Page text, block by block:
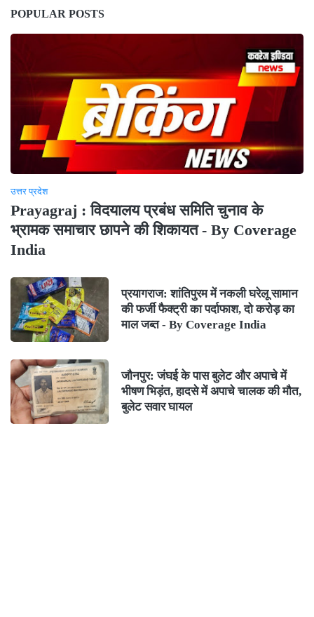
POPULAR POSTS
उत्तर प्रदेश
Prayagraj : विदयालय प्रबंध समिति चुनाव के
भ्रामक समाचार छापने की शिकायत - By Coverage
India
प्रयागराज: शांतिपुरम में नकली घरेलू सामान
की फर्जी फैक्ट्री का पर्दाफाश, दो करोड़ का
माल जब्त - By Coverage India
जौनपुर: जंघई के पास बुलेट और अपाचे में
भीषण भिड़ंत, हादसे में अपाचे चालक की मौत,
बुलेट सवार घायल